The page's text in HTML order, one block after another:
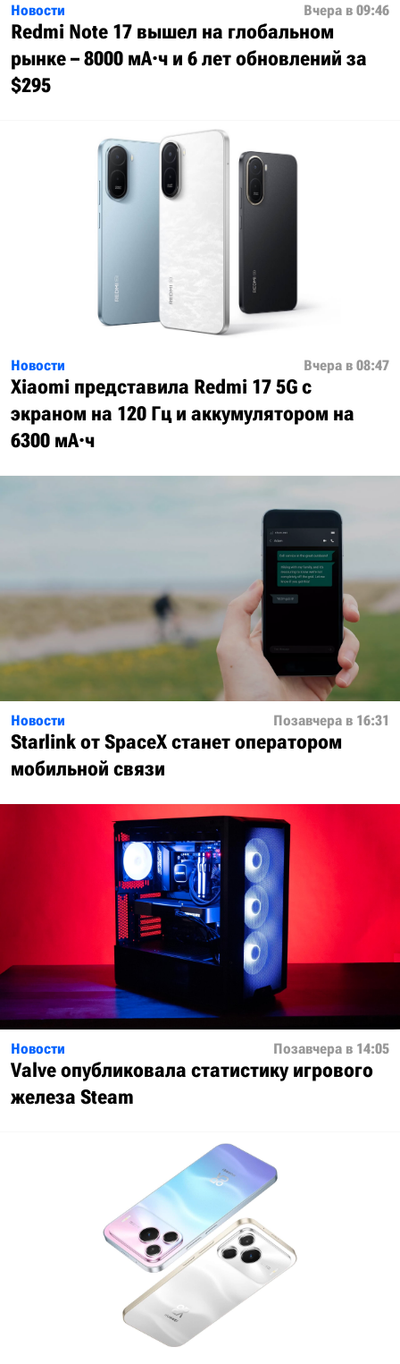
Новости Вчера в 09:46
Redmi Note 17 вышел на глобальном
рынке – 8000 мА·ч и 6 лет обновлений за
$295
Новости Вчера в 08:47
Xiaomi представила Redmi 17 5G с
экраном на 120 Гц и аккумулятором на
6300 мА·ч
Новости Позавчера в 16:31
Starlink от SpaceX станет оператором
мобильной связи
Новости Позавчера в 14:05
Valve опубликовала статистику игрового
железа Steam